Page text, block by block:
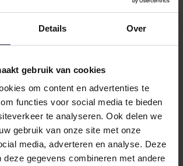
Details Over
gebruik van cookies
om content en advertenties te
functies voor social media te bieden
te analyseren. Ook delen we
gebruik van onze site met onze
media, adverteren en analyse. Deze
deze gegevens combineren met andere